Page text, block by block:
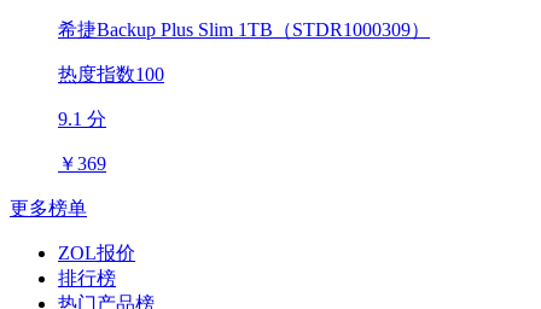
希捷Backup Plus Slim 1TB（STDR1000309）
热度指数100
9.1 分
￥369
更多榜单
ZOL报价
排行榜
热门产品榜